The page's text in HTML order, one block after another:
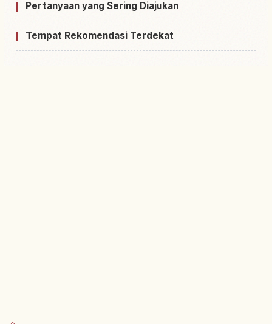
Pertanyaan yang Sering Diajukan
Tempat Rekomendasi Terdekat